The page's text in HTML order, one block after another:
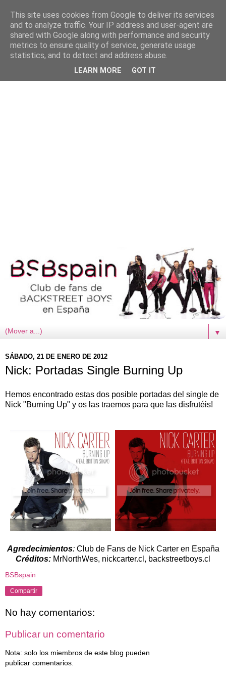
▼
SÁBADO, 21 DE ENERO DE 2012
Nick: Portadas Single Burning Up
Hemos encontrado estas dos posible portadas del single de
Nick "Burning Up" y os las traemos para que las disfrutéis!
Agredecimientos: Club de Fans de Nick Carter en España
Créditos: MrNorthWes, nickcarter.cl, backstreetboys.cl
BSBspain
Compartir
No hay comentarios:
Publicar un comentario
Nota: solo los miembros de este blog pueden
publicar comentarios.
This site uses cookies from Google to deliver its services
and to analyze traffic. Your IP address and user-agent are
shared with Google along with performance and security
metrics to ensure quality of service, generate usage
statistics, and to detect and address abuse.
LEARN MORE GOT IT